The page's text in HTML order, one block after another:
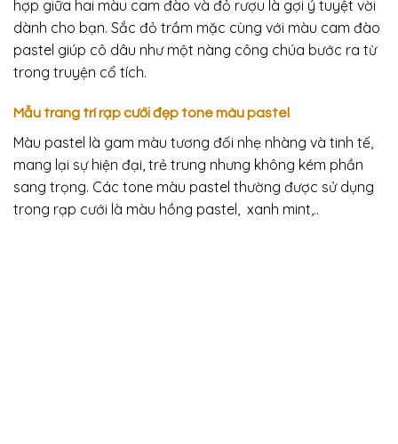
hợp giữa hai màu cam đào và đỏ rượu là gợi ý tuyệt vời
dành cho bạn. Sắc đỏ trầm mặc cùng với màu cam đào
pastel giúp cô dâu như một nàng công chúa bước ra từ
trong truyện cổ tích.
Mẫu trang trí rạp cưới đẹp tone màu pastel
Màu pastel là gam màu tương đối nhẹ nhàng và tinh tế,
mang lại sự hiện đại, trẻ trung nhưng không kém phần
sang trọng. Các tone màu pastel thường được sử dụng
trong rạp cưới là màu hồng pastel, xanh mint,..